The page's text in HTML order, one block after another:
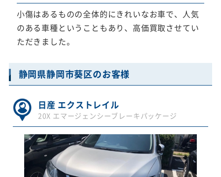
小傷はあるものの全体的にきれいなお車で、人気
のある車種ということもあり、高価買取させてい
ただきました。
静岡県静岡市葵区のお客様
日産 エクストレイル
20X エマージェンシーブレーキパッケージ